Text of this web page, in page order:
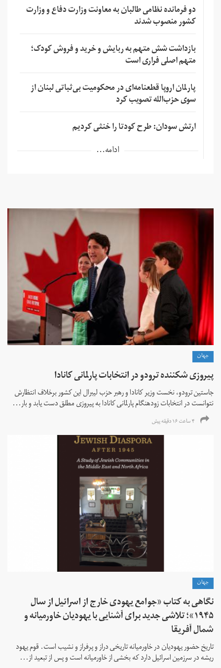
دو فرمانده نظامی طالبان به معاونت وزارت دفاع و وزارت
کشور منصوب شدند
بازداشت شش متهم به ربایش و خرید و فروش کودک؛
متهم اصلی فراری است
پارلمان اروپا قطعنامه‌ای در محکومیت بی‌ثباتی لبنان از
سوی حزب‌الله تصویب کرد
ارتش سودان: طرح کودتا را خنثی کردیم
ادامه...
جهان
پیروزی شکننده ترودو در انتخابات پارلمانی کانادا
جاستین ترودو، نخست وزیر کانادا و رهبر حزب لیبرال این کشور برخلاف انتظارش
نتوانست در انتخابات زود‌هنگام پارلمانی کانادا به پیروزی مطلق دست یابد و بار...
۴ ساعت ۱۶ دقیقه پیش
جهان
نگاهی به کتاب «جوامع یهودی خارج از اسرائیل از سال
۱۹۴۵»؛ تلاشی جدید برای آشنایی با یهودیان خاورمیانه و
شمال آفریقا
تاریخ حضور یهودیان در خاورمیانه تاریخی دراز و پرفراز و نشیب است. قوم یهود
ریشه در سرزمین اسرائیل دارد که بخشی از خاورمیانه است و پس از تبعید از...